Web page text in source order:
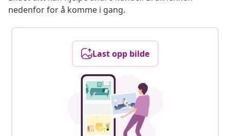
nedenfor for å komme i gang.
Last opp bilde